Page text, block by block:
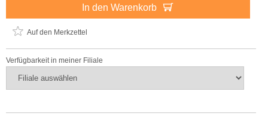
In den Warenkorb
Auf den Merkzettel
Verfügbarkeit in meiner Filiale